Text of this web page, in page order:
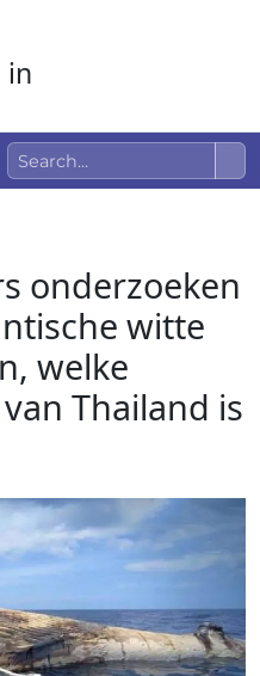
in
onderzoeken
witte
welke
Thailand is